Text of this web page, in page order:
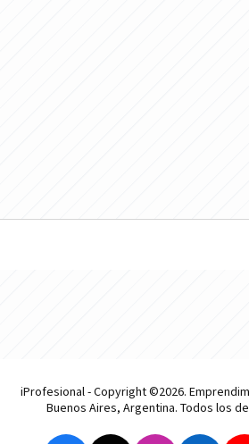
iProfesional - Copyright ©2026.
Buenos Aires, Argentina. Todos los